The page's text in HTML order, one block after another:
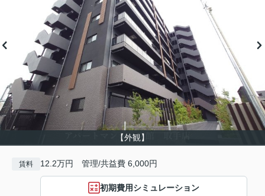
【外観】
賃料 12.2万円 管理/共益費 6,000円
初期費用シミュレーション